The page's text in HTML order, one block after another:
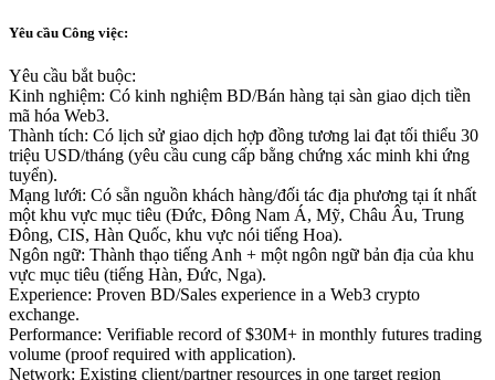
Yêu cầu Công việc:
Yêu cầu bắt buộc:
Kinh nghiệm: Có kinh nghiệm BD/Bán hàng tại sàn giao dịch tiền
mã hóa Web3.
Thành tích: Có lịch sử giao dịch hợp đồng tương lai đạt tối thiểu 30
triệu USD/tháng (yêu cầu cung cấp bằng chứng xác minh khi ứng
tuyển).
Mạng lưới: Có sẵn nguồn khách hàng/đối tác địa phương tại ít nhất
một khu vực mục tiêu (Đức, Đông Nam Á, Mỹ, Châu Âu, Trung
Đông, CIS, Hàn Quốc, khu vực nói tiếng Hoa).
Ngôn ngữ: Thành thạo tiếng Anh + một ngôn ngữ bản địa của khu
vực mục tiêu (tiếng Hàn, Đức, Nga).
Experience: Proven BD/Sales experience in a Web3 crypto
exchange.
Performance: Verifiable record of $30M+ in monthly futures trading
volume (proof required with application).
Network: Existing client/partner resources in one target region